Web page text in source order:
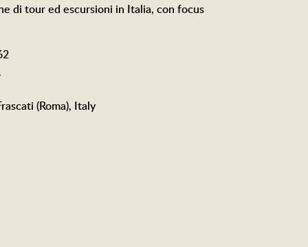
di tour ed escursioni in Italia, con focus
(Roma), Italy